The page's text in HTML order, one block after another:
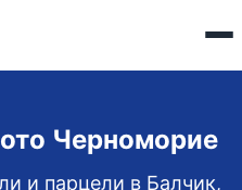
Черноморие
и парцели в Балчик,